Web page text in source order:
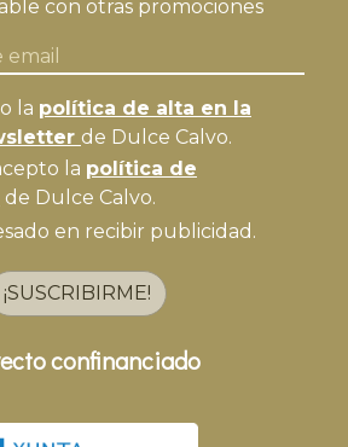
con otras promociones
la política de alta en la
de Dulce Calvo.
la política de
de Dulce Calvo.
en recibir publicidad.
¡SUSCRIBIRME!
confinanciado